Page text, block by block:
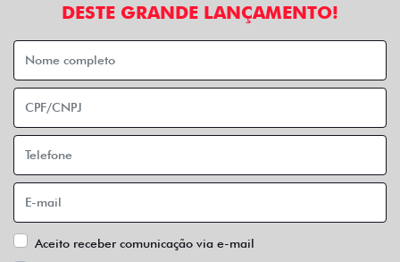
DESTE GRANDE LANÇAMENTO!
Aceito receber comunicação via e-mail